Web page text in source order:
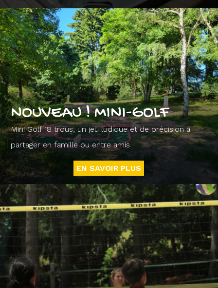
NOUVEAU ! MINI-GOLF
Mini Golf 18 trous, un jeu ludique et de précision à
partager en famille ou entre amis
EN SAVOIR PLUS